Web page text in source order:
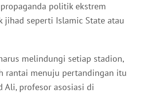
politik ekstrem
jihad seperti Islamic State atau
melindungi setiap stadion,
rantai menuju pertandingan itu
Ali, profesor asosiasi di